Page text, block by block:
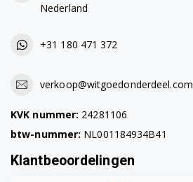
Nederland
+31 180 471 372
verkoop@witgoedonderdeel.com
KVK nummer: 24281106
btw-nummer: NL001184934B41
Klantbeoordelingen